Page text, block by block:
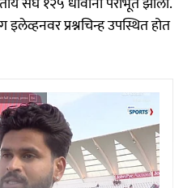
प्रश्नचिन्ह उपस्थित होत